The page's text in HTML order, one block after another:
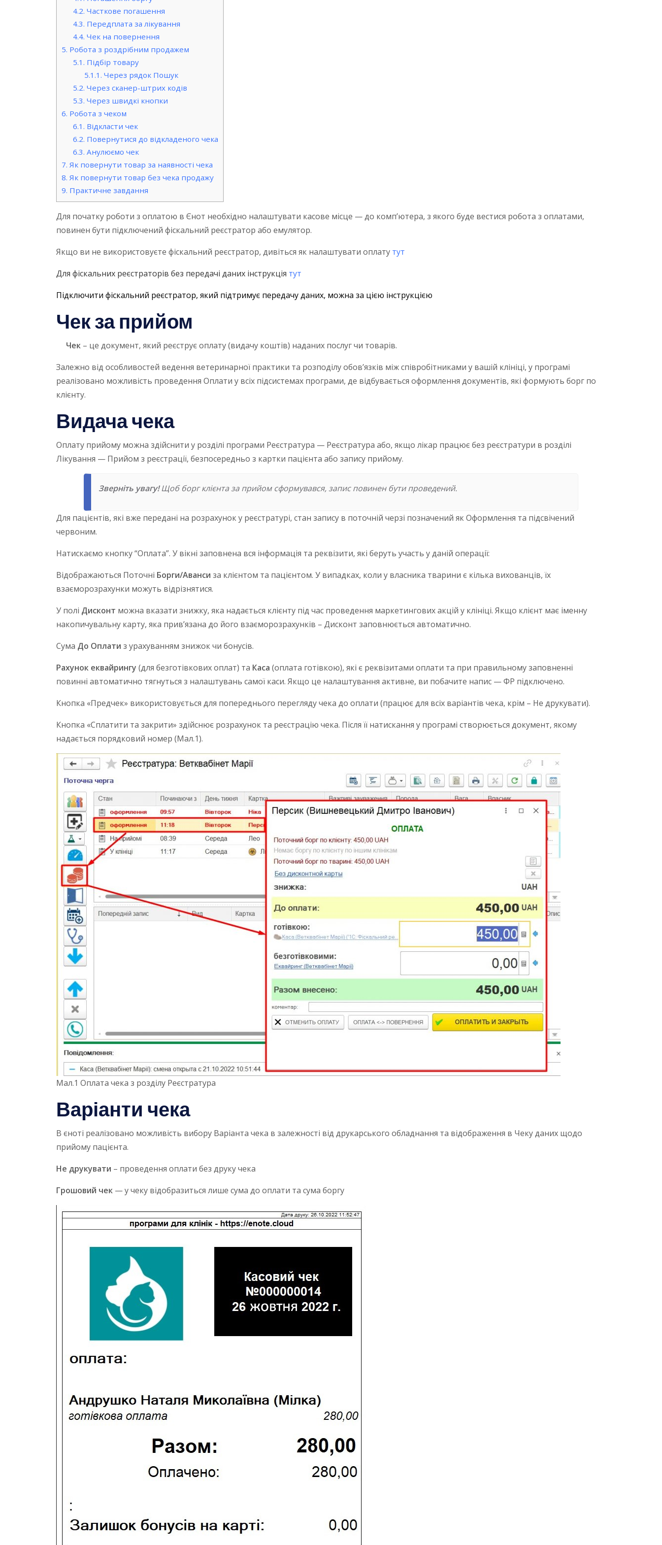
4.2. Часткове погашення
4.3. Передплата за лікування
4.4. Чек на повернення
5. Робота з роздрібним продажем
5.1. Підбір товару
5.1.1. Через рядок Пошук
5.2. Через сканер-штрих кодів
5.3. Через швидкі кнопки
6. Робота з чеком
6.1. Відкласти чек
6.2. Повернутися до відкладеного чека
6.3. Анулюємо чек
7. Як повернути товар за наявності чека
8. Як повернути товар без чека продажу
9. Практичне завдання
Для початку роботи з оплатою в Єнот необхідно налаштувати касове місце — до комп’ютера, з якого буде вестися робота з оплатами,
повинен бути підключений фіскальний реєстратор або емулятор.
Якщо ви не використовуєте фіскальний реєстратор, дивіться як налаштувати оплату тут
Для фіскальних реєстраторів без передачі даних інструкція тут
Підключити фіскальний реєстратор, який підтримує передачу даних, можна за цією інструкцією
Чек за прийом
Чек – це документ, який реєструє оплату (видачу коштів) наданих послуг чи товарів.
Залежно від особливостей ведення ветеринарної практики та розподілу обов’язків між співробітниками у вашій клініці, у програмі
реалізовано можливість проведення Оплати у всіх підсистемах програми, де відбувається оформлення документів, які формують борг по
клієнту.
Видача чека
Оплату прийому можна здійснити у розділі програми Реєстратура — Реєстратура або, якщо лікар працює без реєстратури в розділі
Лікування — Прийом з реєстрації, безпосередньо з картки пацієнта або запису прийому.
Зверніть увагу!Щоб борг клієнта за прийом сформувався, запис повинен бути проведений.
Для пацієнтів, які вже передані на розрахунок у реєстратурі, стан запису в поточній черзі позначений як Оформлення та підсвічений
червоним.
Натискаємо кнопку “Оплата”. У вікні заповнена вся інформація та реквізити, які беруть участь у даній операції:
Відображаються Поточні Борги/Аванси за клієнтом та пацієнтом. У випадках, коли у власника тварини є кілька вихованців, їх
взаєморозрахунки можуть відрізнятися.
У полі Дисконт можна вказати знижку, яка надається клієнту під час проведення маркетингових акцій у клініці. Якщо клієнт має іменну
накопичувальну карту, яка прив’язана до його взаєморозрахунків – Дисконт заповнюється автоматично.
Сума До Оплати з урахуванням знижок чи бонусів.
Рахунок еквайрингу (для безготівкових оплат) та Каса (оплата готівкою), які є реквізитами оплати та при правильному заповненні
повинні автоматично тягнуться з налаштувань самої каси. Якщо це налаштування активне, ви побачите напис — ФР підключено.
Кнопка «Предчек» використовується для попереднього перегляду чека до оплати (працює для всіх варіантів чека, крім – Не друкувати).
Кнопка «Сплатити та закрити» здійснює розрахунок та реєстрацію чека. Після її натискання у програмі створюється документ, якому
надається порядковий номер (Мал.1).
Мал.1 Оплата чека з розділу Реєстратура
Варіанти чека
В єноті реалізовано можливість вибору Варіанта чека в залежності від друкарського обладнання та відображення в Чеку даних щодо
прийому пацієнта.
Не друкувати – проведення оплати без друку чека
Грошовий чек — у чеку відобразиться лише сума до оплати та сума боргу